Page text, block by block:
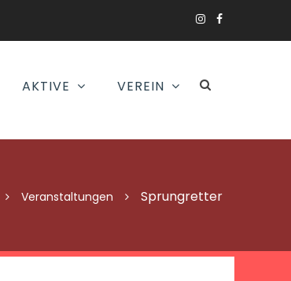
AKTIVE VEREIN
Veranstaltungen Sprungretter